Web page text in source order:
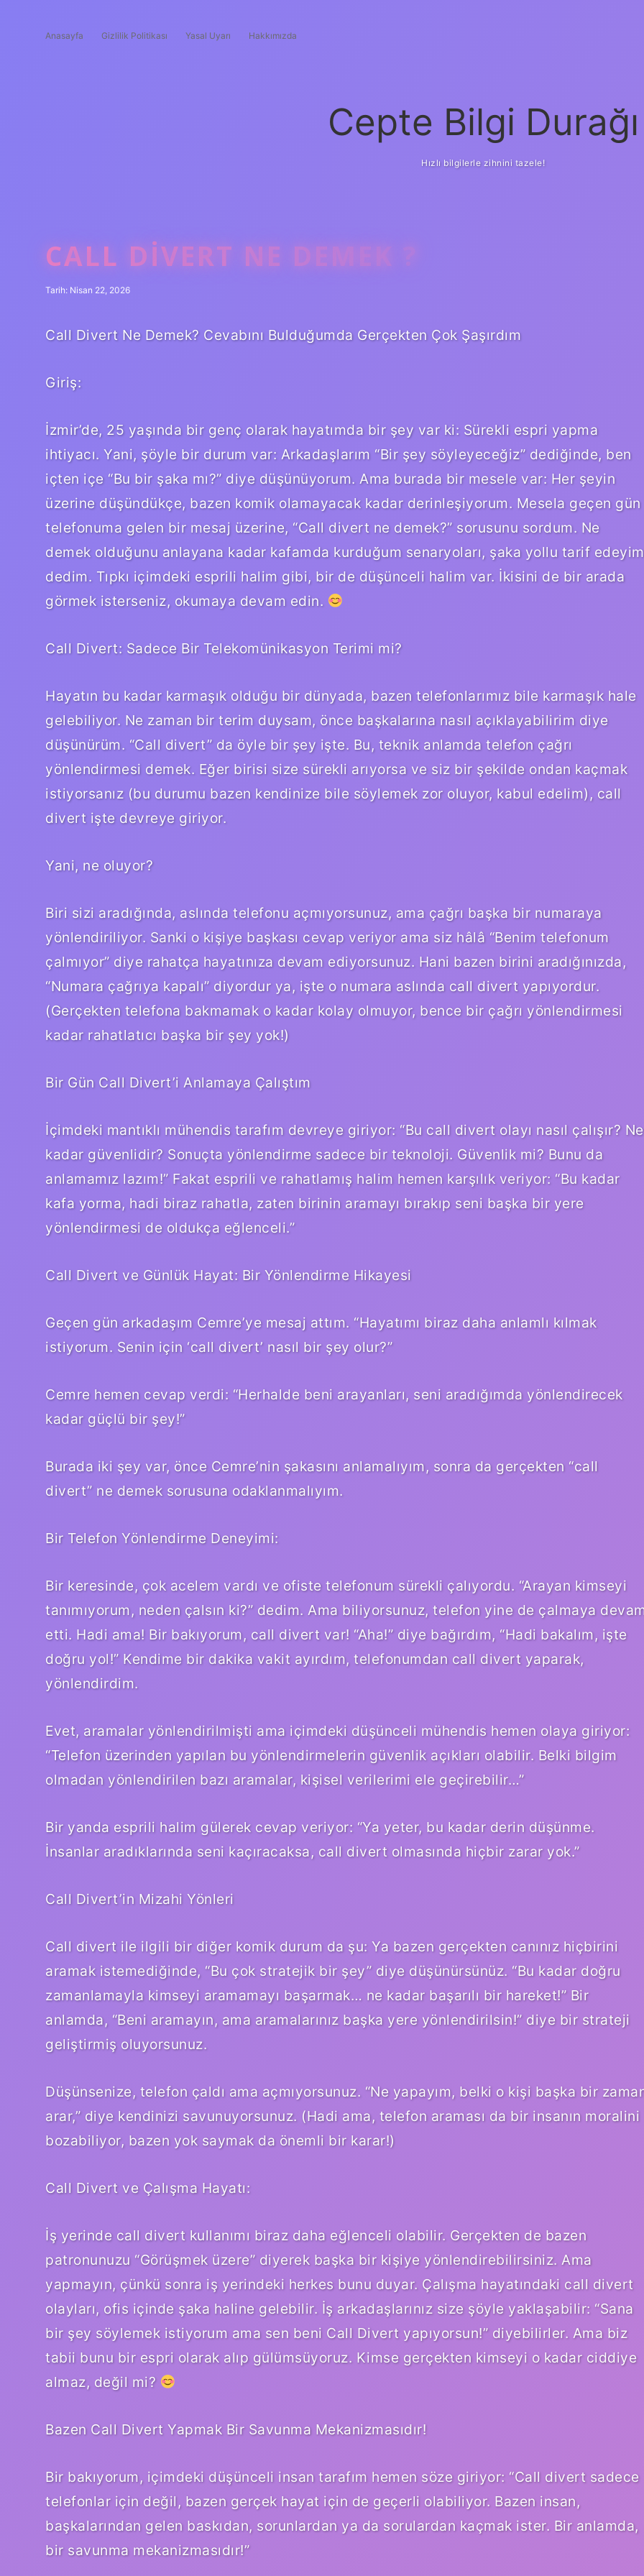
Anasayfa Gizlilik Politikası Yasal Uyarı Hakkımızda
Cepte Bilgi Durağı
Hızlı bilgilerle zihnini tazele!
CALL DIVERT NE DEMEK ?
Tarih: Nisan 22, 2026
Call Divert Ne Demek? Cevabını Bulduğumda Gerçekten Çok Şaşırdım
Giriş:
İzmir’de, 25 yaşında bir genç olarak hayatımda bir şey var ki: Sürekli espri yapma
ihtiyacı. Yani, şöyle bir durum var: Arkadaşlarım “Bir şey söyleyeceğiz” dediğinde, ben
içten içe “Bu bir şaka mı?” diye düşünüyorum. Ama burada bir mesele var: Her şeyin
üzerine düşündükçe, bazen komik olamayacak kadar derinleşiyorum. Mesela geçen gün
telefonuma gelen bir mesaj üzerine, “Call divert ne demek?” sorusunu sordum. Ne
demek olduğunu anlayana kadar kafamda kurduğum senaryoları, şaka yollu tarif edeyim
dedim. Tıpkı içimdeki esprili halim gibi, bir de düşünceli halim var. İkisini de bir arada
görmek isterseniz, okumaya devam edin.
Call Divert: Sadece Bir Telekomünikasyon Terimi mi?
Hayatın bu kadar karmaşık olduğu bir dünyada, bazen telefonlarımız bile karmaşık hale
gelebiliyor. Ne zaman bir terim duysam, önce başkalarına nasıl açıklayabilirim diye
düşünürüm. “Call divert” da öyle bir şey işte. Bu, teknik anlamda telefon çağrı
yönlendirmesi demek. Eğer birisi size sürekli arıyorsa ve siz bir şekilde ondan kaçmak
istiyorsanız (bu durumu bazen kendinize bile söylemek zor oluyor, kabul edelim), call
divert işte devreye giriyor.
Yani, ne oluyor?
Biri sizi aradığında, aslında telefonu açmıyorsunuz, ama çağrı başka bir numaraya
yönlendiriliyor. Sanki o kişiye başkası cevap veriyor ama siz hâlâ “Benim telefonum
çalmıyor” diye rahatça hayatınıza devam ediyorsunuz. Hani bazen birini aradığınızda,
“Numara çağrıya kapalı” diyordur ya, işte o numara aslında call divert yapıyordur.
(Gerçekten telefona bakmamak o kadar kolay olmuyor, bence bir çağrı yönlendirmesi
kadar rahatlatıcı başka bir şey yok!)
Bir Gün Call Divert’i Anlamaya Çalıştım
İçimdeki mantıklı mühendis tarafım devreye giriyor: “Bu call divert olayı nasıl çalışır? Ne
kadar güvenlidir? Sonuçta yönlendirme sadece bir teknoloji. Güvenlik mi? Bunu da
anlamamız lazım!” Fakat esprili ve rahatlamış halim hemen karşılık veriyor: “Bu kadar
kafa yorma, hadi biraz rahatla, zaten birinin aramayı bırakıp seni başka bir yere
yönlendirmesi de oldukça eğlenceli.”
Call Divert ve Günlük Hayat: Bir Yönlendirme Hikayesi
Geçen gün arkadaşım Cemre’ye mesaj attım. “Hayatımı biraz daha anlamlı kılmak
istiyorum. Senin için ‘call divert’ nasıl bir şey olur?”
Cemre hemen cevap verdi: “Herhalde beni arayanları, seni aradığımda yönlendirecek
kadar güçlü bir şey!”
Burada iki şey var, önce Cemre’nin şakasını anlamalıyım, sonra da gerçekten “call
divert” ne demek sorusuna odaklanmalıyım.
Bir Telefon Yönlendirme Deneyimi:
Bir keresinde, çok acelem vardı ve ofiste telefonum sürekli çalıyordu. “Arayan kimseyi
tanımıyorum, neden çalsın ki?” dedim. Ama biliyorsunuz, telefon yine de çalmaya
etti. Hadi ama! Bir bakıyorum, call divert var! “Aha!” diye bağırdım, “Hadi bakalım, işte
doğru yol!” Kendime bir dakika vakit ayırdım, telefonumdan call divert yaparak,
yönlendirdim.
Evet, aramalar yönlendirilmişti ama içimdeki düşünceli mühendis hemen olaya giriyor:
“Telefon üzerinden yapılan bu yönlendirmelerin güvenlik açıkları olabilir. Belki bilgim
olmadan yönlendirilen bazı aramalar, kişisel verilerimi ele geçirebilir…”
Bir yanda esprili halim gülerek cevap veriyor: “Ya yeter, bu kadar derin düşünme.
İnsanlar aradıklarında seni kaçıracaksa, call divert olmasında hiçbir zarar yok.”
Call Divert’in Mizahi Yönleri
Call divert ile ilgili bir diğer komik durum da şu: Ya bazen gerçekten canınız hiçbirini
aramak istemediğinde, “Bu çok stratejik bir şey” diye düşünürsünüz. “Bu kadar doğru
zamanlamayla kimseyi aramamayı başarmak… ne kadar başarılı bir hareket!” Bir
anlamda, “Beni aramayın, ama aramalarınız başka yere yönlendirilsin!” diye bir strateji
geliştirmiş oluyorsunuz.
Düşünsenize, telefon çaldı ama açmıyorsunuz. “Ne yapayım, belki o kişi başka bir
arar,” diye kendinizi savunuyorsunuz. (Hadi ama, telefon araması da bir insanın moralini
bozabiliyor, bazen yok saymak da önemli bir karar!)
Call Divert ve Çalışma Hayatı:
İş yerinde call divert kullanımı biraz daha eğlenceli olabilir. Gerçekten de bazen
patronunuzu “Görüşmek üzere” diyerek başka bir kişiye yönlendirebilirsiniz. Ama
yapmayın, çünkü sonra iş yerindeki herkes bunu duyar. Çalışma hayatındaki call divert
olayları, ofis içinde şaka haline gelebilir. İş arkadaşlarınız size şöyle yaklaşabilir: “Sana
bir şey söylemek istiyorum ama sen beni Call Divert yapıyorsun!” diyebilirler. Ama biz
tabii bunu bir espri olarak alıp gülümsüyoruz. Kimse gerçekten kimseyi o kadar ciddiye
almaz, değil mi?
Bazen Call Divert Yapmak Bir Savunma Mekanizmasıdır!
Bir bakıyorum, içimdeki düşünceli insan tarafım hemen söze giriyor: “Call divert sadece
telefonlar için değil, bazen gerçek hayat için de geçerli olabiliyor. Bazen insan,
başkalarından gelen baskıdan, sorunlardan ya da sorulardan kaçmak ister. Bir anlamda,
bir savunma mekanizmasıdır!”